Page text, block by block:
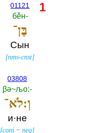
01121
бěн-‎
בֶּן־
Сын
[nms-cnst]
03808
βә~љо:-‎
וְ:לֹא־
и·не
[conj ~neg]
1